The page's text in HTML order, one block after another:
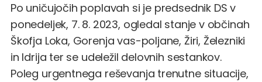
Po uničujočih poplavah si je predsednik DS v
ponedeljek, 7. 8. 2023, ogledal stanje v občinah
Škofja Loka, Gorenja vas-poljane, Žiri, Železniki
in Idrija ter se udeležil delovnih sestankov.
Poleg urgentnega reševanja trenutne situacije,